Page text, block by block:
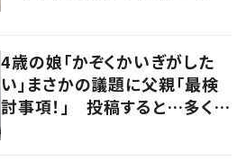
4歳の娘「かぞくかいぎがした
い」まさかの議題に父親「最検
討事項！」 投稿すると…多くの